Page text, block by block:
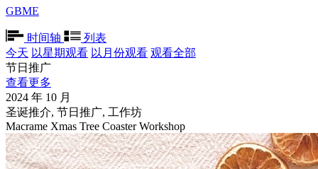
GBME
时间轴
列表
今天 以星期观看 以月份观看 观看全部
节日推广
查看更多
2024 年 10 月
圣诞推介, 节日推广, 工作坊
Macrame Xmas Tree Coaster Workshop